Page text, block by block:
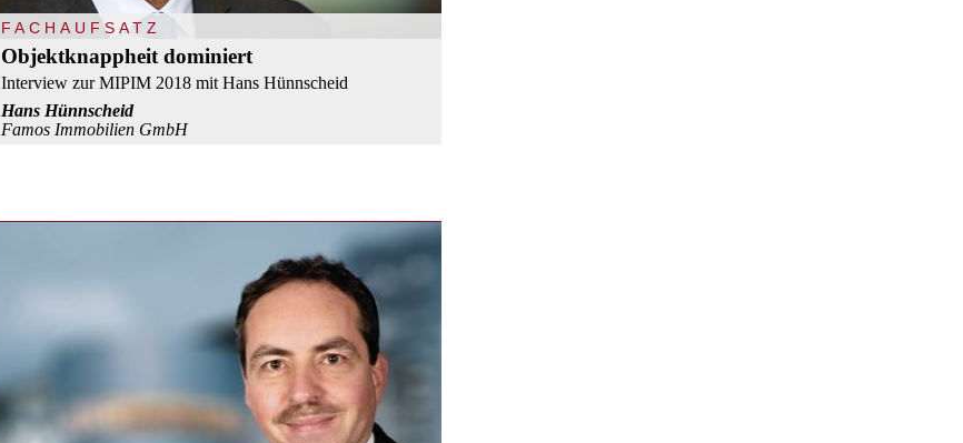
FACHAUFSATZ
Objektknappheit dominiert
Interview zur MIPIM 2018 mit Hans Hünnscheid
Hans Hünnscheid
Famos Immobilien GmbH